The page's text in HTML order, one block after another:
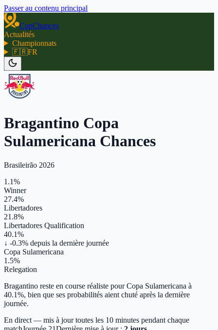
Passer au contenu principal
CupChances
Actualités
Championnats
🇫🇷FR
Bragantino Copa
Sulamericana Chances
Brasileirão 2026
1.1%
Winner
27.4%
Libertadores
21.8%
Libertadores Qualification
40.1%
↓ -0.3% depuis la dernière journée
Copa Sulamericana
1.5%
Relegation
Bragantino reste en course réaliste pour Copa Sulamericana à
40.1%, bien que ses probabilités aient chuté après la dernière
journée.
En direct — mis à jour toutes les 10 minutes pendant chaque